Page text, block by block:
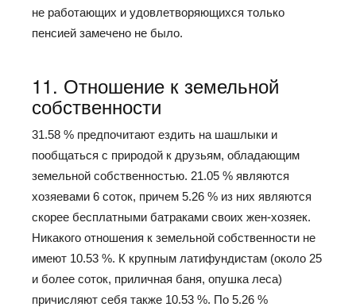
не работающих и удовлетворяющихся только
пенсией замечено не было.
11. Отношение к земельной
собственности
31.58 % предпочитают ездить на шашлыки и
пообщаться с природой к друзьям, обладающим
земельной собственностью. 21.05 % являются
хозяевами 6 соток, причем 5.26 % из них являются
скорее бесплатными батраками своих жен-хозяек.
Никакого отношения к земельной собственности не
имеют 10.53 %. К крупным латифундистам (около 25
и более соток, приличная баня, опушка леса)
причисляют себя также 10.53 %. По 5.26 %